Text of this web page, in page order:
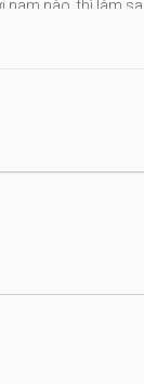
nam nào, thì làm